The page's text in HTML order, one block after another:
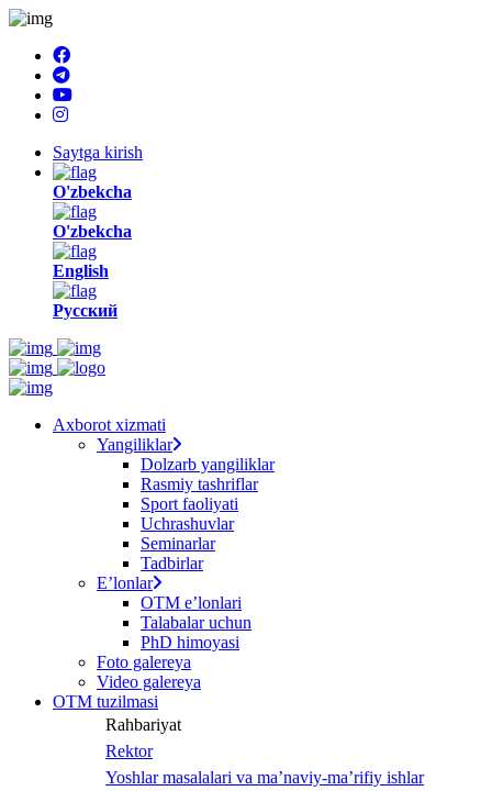
Saytga kirish
O'zbekcha
O'zbekcha
English
Русский
Axborot xizmati
Yangiliklar
Dolzarb yangiliklar
Rasmiy tashriflar
Sport faoliyati
Uchrashuvlar
Seminarlar
Tadbirlar
Eʼlonlar
OTM eʼlonlari
Talabalar uchun
PhD himoyasi
Foto galereya
Video galereya
OTM tuzilmasi
Rahbariyat
Rektor
Yoshlar masalalari va ma’naviy-ma’rifiy ishlar